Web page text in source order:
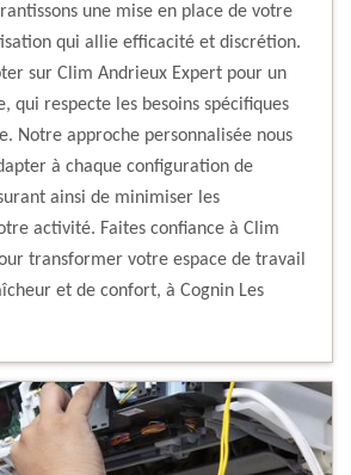
une mise en place de votre
qui allie efficacité et discrétion.
sur Clim Andrieux Expert pour un
qui respecte les besoins spécifiques
Notre approche personnalisée nous
à chaque configuration de
ainsi de minimiser les
activité. Faites confiance à Clim
transformer votre espace de travail
et de confort, à Cognin Les